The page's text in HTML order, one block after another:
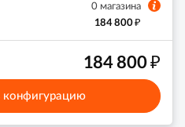
0 магазина
184 800₽
184 800₽
конфигурацию